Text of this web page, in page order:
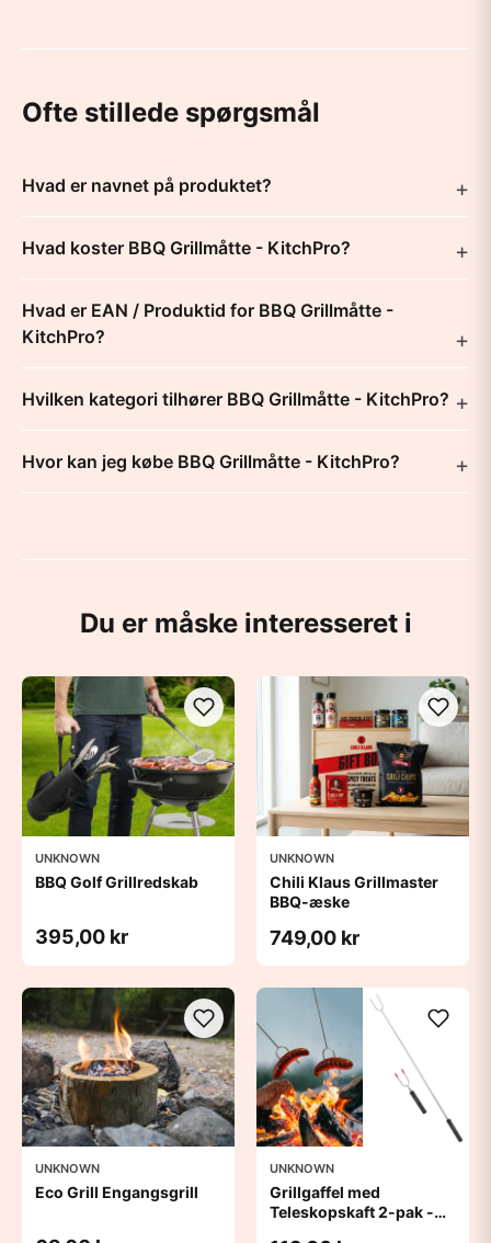
Ofte stillede spørgsmål
Hvad er navnet på produktet?
Hvad koster BBQ Grillmåtte - KitchPro?
Hvad er EAN / Produktid for BBQ Grillmåtte -
KitchPro?
Hvilken kategori tilhører BBQ Grillmåtte - KitchPro?
Hvor kan jeg købe BBQ Grillmåtte - KitchPro?
Du er måske interesseret i
UNKNOWN
BBQ Golf Grillredskab
395,00 kr
UNKNOWN
Chili Klaus Grillmaster
BBQ-æske
749,00 kr
UNKNOWN
Eco Grill Engangsgrill
UNKNOWN
Grillgaffel med
Teleskopskaft 2-pak -